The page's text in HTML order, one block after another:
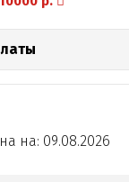
на: 09.08.2026